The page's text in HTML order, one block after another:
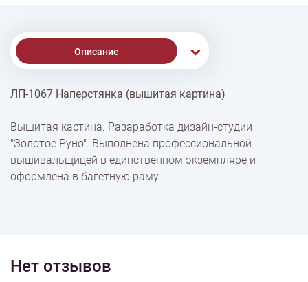
Описание
% Скидки
Доставка
ЛП-1067 Наперстянка (вышитая картина)
Вышитая картина. Разаработка дизайн-студии
"Золотое Руно". Выполнена профессиональной
вышивальщицей в единственном экземпляре и
оформлена в багетную раму.
Нет отзывов